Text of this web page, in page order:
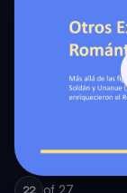
22 of 27